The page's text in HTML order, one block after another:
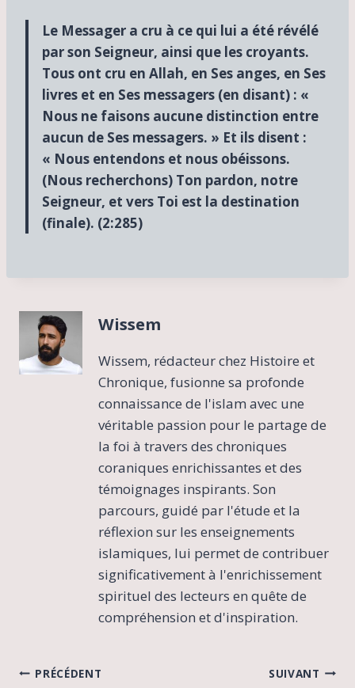
Le Messager a cru à ce qui lui a été révélé
par son Seigneur, ainsi que les croyants.
Tous ont cru en Allah, en Ses anges, en Ses
livres et en Ses messagers (en disant) : «
Nous ne faisons aucune distinction entre
aucun de Ses messagers. » Et ils disent :
« Nous entendons et nous obéissons.
(Nous recherchons) Ton pardon, notre
Seigneur, et vers Toi est la destination
(finale). (2:285)
Wissem
Wissem, rédacteur chez Histoire et
Chronique, fusionne sa profonde
connaissance de l'islam avec une
véritable passion pour le partage de
la foi à travers des chroniques
coraniques enrichissantes et des
témoignages inspirants. Son
parcours, guidé par l'étude et la
réflexion sur les enseignements
islamiques, lui permet de contribuer
significativement à l'enrichissement
spirituel des lecteurs en quête de
compréhension et d'inspiration.
Navigation
PRÉCÉDENT SUIVANT